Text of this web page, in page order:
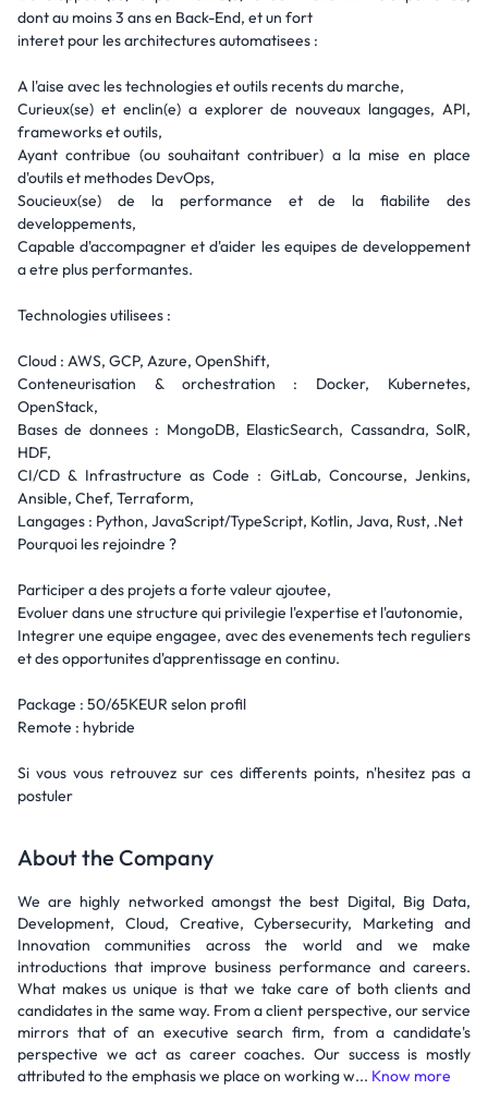
dont au moins 3 ans en Back-End, et un fort
interet pour les architectures automatisees :
A l'aise avec les technologies et outils recents du marche,
Curieux(se) et enclin(e) a explorer de nouveaux langages, API,
frameworks et outils,
Ayant contribue (ou souhaitant contribuer) a la mise en place
d'outils et methodes DevOps,
Soucieux(se) de la performance et de la fiabilite des
developpements,
Capable d'accompagner et d'aider les equipes de developpement
a etre plus performantes.
Technologies utilisees :
Cloud : AWS, GCP, Azure, OpenShift,
Conteneurisation & orchestration : Docker, Kubernetes,
OpenStack,
Bases de donnees : MongoDB, ElasticSearch, Cassandra, SolR,
HDF,
CI/CD & Infrastructure as Code : GitLab, Concourse, Jenkins,
Ansible, Chef, Terraform,
Langages : Python, JavaScript/TypeScript, Kotlin, Java, Rust, .Net
Pourquoi les rejoindre ?
Participer a des projets a forte valeur ajoutee,
Evoluer dans une structure qui privilegie l'expertise et l'autonomie,
Integrer une equipe engagee, avec des evenements tech reguliers
et des opportunites d'apprentissage en continu.
Package : 50/65KEUR selon profil
Remote : hybride
Si vous vous retrouvez sur ces differents points, n'hesitez pas a
postuler
About the Company
We are highly networked amongst the best Digital, Big Data,
Development, Cloud, Creative, Cybersecurity, Marketing and
Innovation communities across the world and we make
introductions that improve business performance and careers.
What makes us unique is that we take care of both clients and
candidates in the same way. From a client perspective, our service
mirrors that of an executive search firm, from a candidate's
perspective we act as career coaches. Our success is mostly
attributed to the emphasis we place on working w... Know more